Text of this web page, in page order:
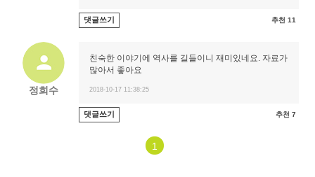
댓글쓰기 추천 11
정희수
친숙한 이야기에 역사를 길들이니 재미있네요. 자료가
많아서 좋아요
2018-10-17 11:38:25
댓글쓰기 추천 7
1